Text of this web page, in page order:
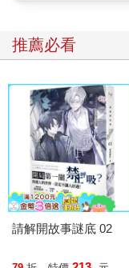
推薦必看
請解開故事謎底 02